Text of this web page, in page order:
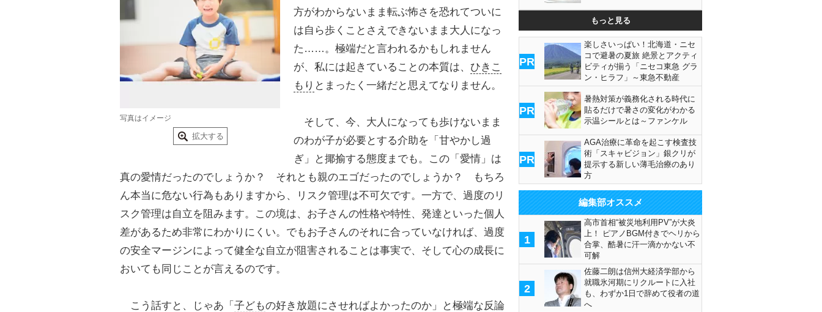
写真はイメージ
拡大する
方がわからないまま転ぶ怖さを恐れてついに
は自ら歩くことさえできないまま大人になっ
た……。極端だと言われるかもしれません
が、私には起きていることの本質は、 ひきこ
もり とまったく一緒だと思えてなりません。
そして、今、大人になっても歩けないまま
のわが子が必要とする介助を「甘やかし過
ぎ」と揶揄する態度までも。この「愛情」は
真の愛情だったのでしょうか？ それとも親のエゴだったのでしょうか？ もちろ
ん本当に危ない行為もありますから、リスク管理は不可欠です。一方で、過度のリ
スク管理は自立を阻みます。この境は、お子さんの性格や特性、発達といった個人
差があるため非常にわかりにくい。でもお子さんのそれに合っていなければ、過度
の安全マージンによって健全な自立が阻害されることは事実で、そして心の成長に
おいても同じことが言えるのです。
こう話すと、じゃあ「 子どもの好き放題にさせればよかったのか」と極端な反論
もっと見る
PR
楽しさいっぱい！北海道・ニセ
コで避暑の夏旅 絶景とアクティ
ビティが揃う「ニセコ東急 グラ
ン・ヒラフ」～東急不動産
PR
暑熱対策が義務化される時代に
貼るだけで暑さの変化がわかる
示温シールとは～ファンケル
PR
AGA治療に革命を起こす検査技
術「スキャビジョン」銀クリが
提示する新しい薄毛治療のあり
方
編集部オススメ
1
高市首相“被災地利用PV”が大炎
上！ ピアノBGM付きでヘリから
合掌、酷暑に汗一滴かかない不
可解
2
佐藤二朗は信州大経済学部から
就職氷河期にリクルートに入社
も、わずか1日で辞めて役者の道
へ